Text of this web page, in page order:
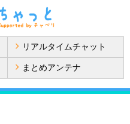
リアルタイムチャット
まとめアンテナ